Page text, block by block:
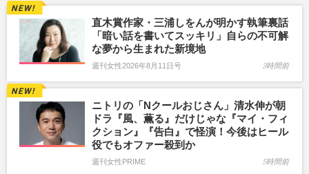
直木賞作家・三浦しをんが明かす執筆裏話
「暗い話を書いてスッキリ」自らの不可解
な夢から生まれた新境地
週刊女性2026年8月11日号 3時間前
ニトリの「Nクールおじさん」清水伸が朝
ドラ『風、薫る』だけじゃな『マイ・フィ
クション』『告白』で怪演！今後はヒール
役でもオファー殺到か
週刊女性PRIME 5時間前